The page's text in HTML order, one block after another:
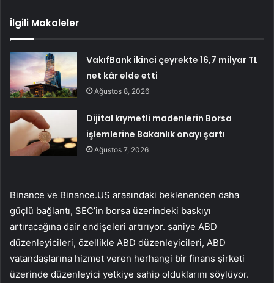
İlgili Makaleler
VakıfBank ikinci çeyrekte 16,7 milyar TL
net kâr elde etti
Ağustos 8, 2026
Dijital kıymetli madenlerin Borsa
işlemlerine Bakanlık onayı şartı
Ağustos 7, 2026
Binance ve Binance.US arasındaki beklenenden daha
güçlü bağlantı, SEC’in borsa üzerindeki baskıyı
artıracağına dair endişeleri artırıyor. saniye ABD
düzenleyicileri, özellikle ABD düzenleyicileri, ABD
vatandaşlarına hizmet veren herhangi bir finans şirketi
üzerinde düzenleyici yetkiye sahip olduklarını söylüyor.